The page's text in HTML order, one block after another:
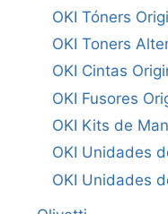
OKI Tóners
OKI Toners
OKI Cintas
OKI Fusores
OKI Kits de
OKI Unidades
OKI Unidades